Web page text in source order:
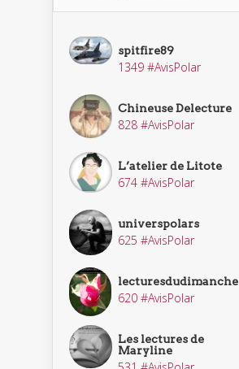
spitfire89
1349 #AvisPolar
Chineuse Delecture
828 #AvisPolar
L’atelier de Litote
674 #AvisPolar
universpolars
625 #AvisPolar
lecturesdudimanche
620 #AvisPolar
Les lectures de
Maryline